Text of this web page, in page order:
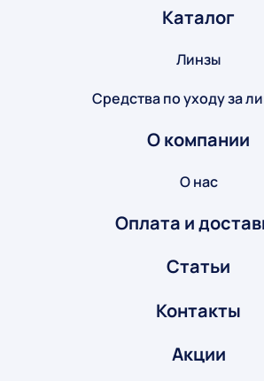
Каталог
Линзы
Средства по уходу за
О компании
О нас
Оплата и
Статьи
Контакты
Акции